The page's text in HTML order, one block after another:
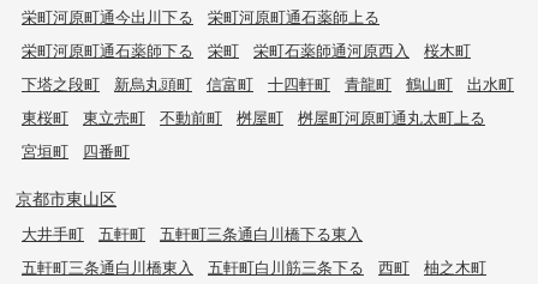
栄町河原町通今出川下る
栄町河原町通石薬師上る
栄町河原町通石薬師下る
栄町 栄町石薬師通河原西入
桜木町
下塔之段町
新烏丸頭町 信富町 十四軒町 青龍町 鶴山町
出水町
東桜町
東立売町 不動前町 桝屋町
桝屋町河原町通丸太町上る
宮垣町
四番町
京都市東山区
大井手町 五軒町
五軒町三条通白川橋下る東入
五軒町三条通白川橋東入
五軒町白川筋三条下る 西町 柚之木町